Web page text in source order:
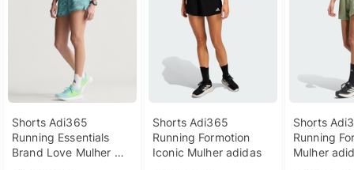
Shorts Adi365
Running Essentials
Brand Love Mulher
Shorts Adi365
Running Formotion
Iconic Mulher adidas
Shorts
Running
Mulher